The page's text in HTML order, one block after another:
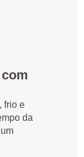
frio e
da